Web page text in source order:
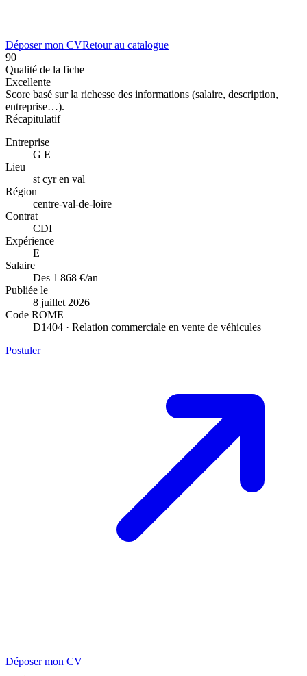
Déposer mon CVRetour au catalogue
90
Qualité de la fiche
Excellente
Score basé sur la richesse des informations (salaire, description,
entreprise…).
Récapitulatif
Entreprise
G E
Lieu
st cyr en val
Région
centre-val-de-loire
Contrat
CDI
Expérience
E
Salaire
Des 1 868 €/an
Publiée le
8 juillet 2026
Code ROME
D1404 · Relation commerciale en vente de véhicules
Postuler
Déposer mon CV